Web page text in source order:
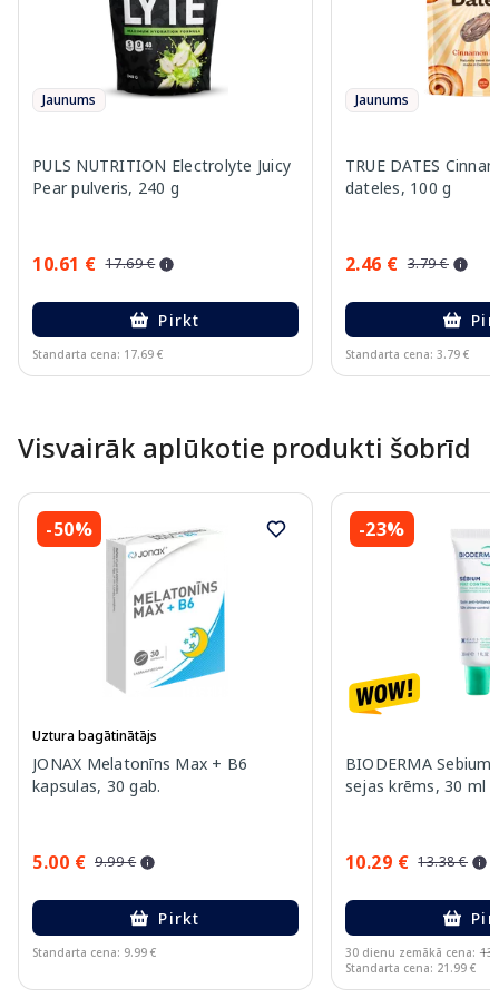
Jaunums
PULS NUTRITION Electrolyte Juicy
Pear pulveris, 240 g
10.61 € 17.69 €
Pirkt
Standarta cena: 17.69 €
Jaunums
TRUE DATES
dateles, 100 g
2.46 € 3.79 €
Standarta cena: 3.79 €
Visvairāk aplūkotie produkti šobrīd
-50%
Uztura bagātinātājs
JONAX Melatonīns Max + B6
kapsulas, 30 gab.
5.00 € 9.99 €
Pirkt
Standarta cena: 9.99 €
-23%
BIODERMA
sejas krēms, 30 ml
10.29 € 13.38 €
30 dienu zemākā cena:
Standarta cena: 21.99 €